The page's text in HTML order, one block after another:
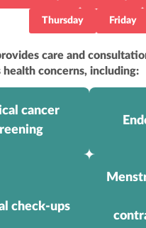
Thursday Friday
care and
health concerns, including:
cancer
check-ups